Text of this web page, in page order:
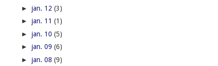
► jan. 12 (3)
► jan. 11 (1)
► jan. 10 (5)
► jan. 09 (6)
► jan. 08 (9)